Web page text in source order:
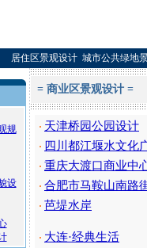
居住区景观设计 城市公共绿地
规
设
= 商业区景观设计 =
· 天津桥园公园设计
· 四川都江堰水文化
· 重庆大渡口商业中
· 合肥市马鞍山南路
· 芭堤水岸
· 大连·经典生活